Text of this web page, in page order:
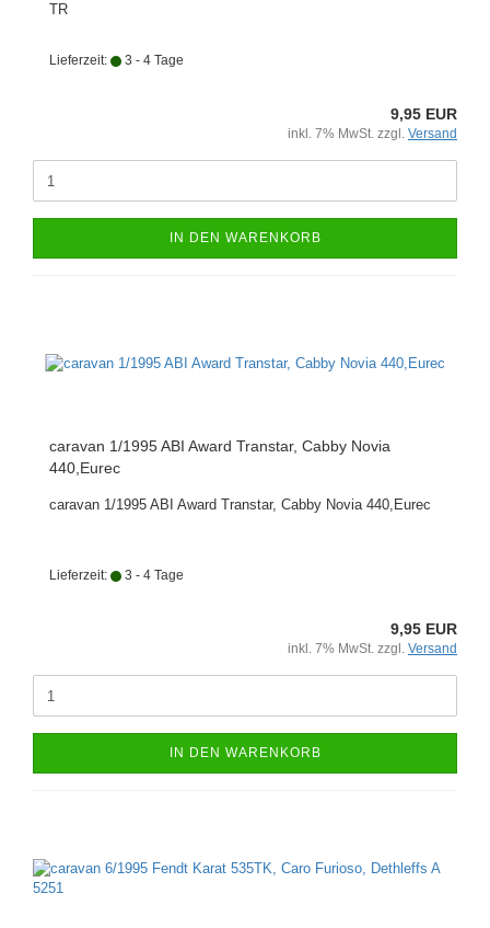
TR
Lieferzeit: 3 - 4 Tage
9,95 EUR
inkl. 7% MwSt. zzgl. Versand
IN DEN WARENKORB
caravan 1/1995 ABI Award Transtar, Cabby Novia
440,Eurec
caravan 1/1995 ABI Award Transtar, Cabby Novia 440,Eurec
Lieferzeit: 3 - 4 Tage
9,95 EUR
inkl. 7% MwSt. zzgl. Versand
IN DEN WARENKORB